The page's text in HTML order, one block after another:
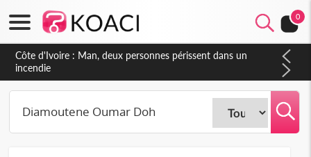
0
Côte d'Ivoire : Man, deux personnes périssent dans un
incendie